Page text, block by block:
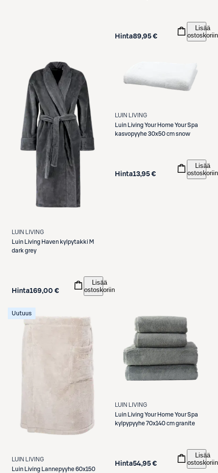
Hinta89,95 €
Lisää
ostoskoriin
LUIN LIVING
Luin Living Haven kylpytakki M
dark grey
Hinta169,00 €
Lisää
ostoskoriin
LUIN LIVING
Luin Living Your Home Your Spa
kasvopyyhe 30x50 cm snow
Hinta13,95 €
Lisää
ostoskoriin
Uutuus
LUIN LIVING
Luin Living
Lannepyyhe 60x150
LUIN LIVING
Luin Living Your Home Your Spa
kylpypyyhe 70x140 cm granite
Hinta54,95 €
Lisää
ostoskoriin